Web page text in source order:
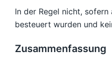
In der Regel nicht,
besteuert wurden und
Zusammenfassung